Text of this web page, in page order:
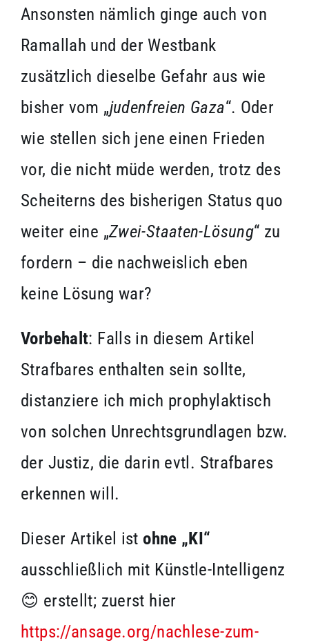
Ansonsten nämlich ginge auch von
Ramallah und der Westbank
zusätzlich dieselbe Gefahr aus wie
bisher vom „judenfreien Gaza“. Oder
wie stellen sich jene einen Frieden
vor, die nicht müde werden, trotz des
Scheiterns des bisherigen Status quo
weiter eine „Zwei-Staaten-Lösung“ zu
fordern – die nachweislich eben
keine Lösung war?
Vorbehalt: Falls in diesem Artikel
Strafbares enthalten sein sollte,
distanziere ich mich prophylaktisch
von solchen Unrechtsgrundlagen bzw.
der Justiz, die darin evtl. Strafbares
erkennen will.
Dieser Artikel istohne „KI“
ausschließlich mit Künstle-Intelligenz
😊 erstellt; zuerst hier
https://ansage.org/nachlese-zum-